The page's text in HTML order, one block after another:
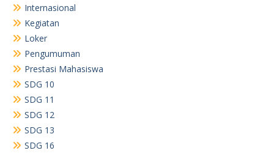
Internasional
Kegiatan
Loker
Pengumuman
Prestasi Mahasiswa
SDG 10
SDG 11
SDG 12
SDG 13
SDG 16